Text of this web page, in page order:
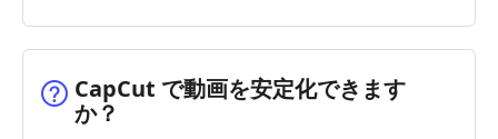
CapCut で動画を安定化できます
か？